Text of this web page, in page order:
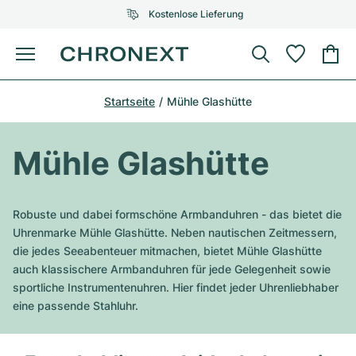
Kostenlose Lieferung
Menü
AUSGEWÄHLTE MARKEN
Alle Rolex Modelle
Top-Modelle
Omega
Alle Omega Modelle
Top-Modelle
Patek Philippe
Alle Patek Philippe Modelle
Audemars Piguet
Cartier
Certified Pre-Owned
Schmuck
AUSGEWÄHLTE MARKEN
Tiffany
Louis Vuitton
Gebauer & Gebauer
Van Cleef & Arpels
Neuzugänge
Startseite Mühle Glashütte
Mühle Glashütte
Robuste und dabei formschöne Armbanduhren - das bietet die
Uhrenmarke Mühle Glashütte. Neben nautischen Zeitmessern,
die jedes Seeabenteuer mitmachen, bietet Mühle Glashütte
auch klassischere Armbanduhren für jede Gelegenheit sowie
sportliche Instrumentenuhren. Hier findet jeder Uhrenliebhaber
eine passende Stahluhr.